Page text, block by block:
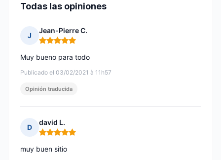
Todas las opiniones
J
Jean-Pierre C.
Nota: 5 de 5
Publicado el 03/02/2021 à 11h57
Muy bueno para todo
Opinión traducida
D
david L.
Nota: 5 de 5
muy buen sitio